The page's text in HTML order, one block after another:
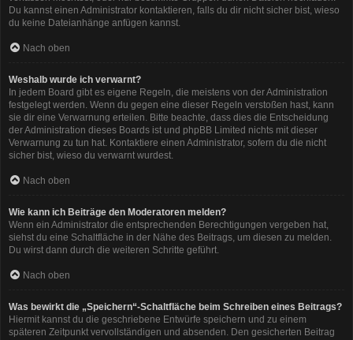
Du kannst einen Administrator kontaktieren, falls du dir nicht sicher bist, wieso
du keine Dateianhänge anfügen kannst.
Nach oben
Weshalb wurde ich verwarnt?
In jedem Board gibt es eigene Regeln, die meistens von der Administration
festgelegt werden. Wenn du gegen eine dieser Regeln verstoßen hast, kann
sie dir eine Verwarnung erteilen. Bitte beachte, dass dies die Entscheidung
der Administration dieses Boards ist und phpBB Limited nichts mit dieser
Verwarnung zu tun hat. Kontaktiere einen Administrator, sofern du die nicht
sicher bist, wieso du verwarnt wurdest.
Nach oben
Wie kann ich Beiträge den Moderatoren melden?
Wenn ein Administrator die entsprechenden Berechtigungen vergeben hat,
siehst du eine Schaltfläche in der Nähe des Beitrags, um diesen zu melden.
Du wirst dann durch die weiteren Schritte geführt.
Nach oben
Was bewirkt die „Speichern“-Schaltfläche beim Schreiben eines Beitrags?
Hiermit kannst du die geschriebene Entwürfe speichern und zu einem
späteren Zeitpunkt vervollständigen und absenden. Den gesicherten Beitrag